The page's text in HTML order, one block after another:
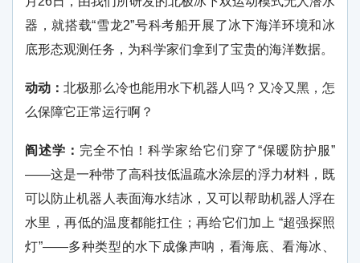
器，就搭载“雪龙2”号科考船开展了冰下海洋环境和冰
底形态观测任务，为科学家们拿到了宝贵的海洋数据。
动动：北极那么冷也能用水下机器人吗？又冷又黑，怎
么保障它正常运行啊？
阎述学： 完全不怕！科学家给它们穿了“保暖防护服”
——这是一种带了高科技低温疏水涂层的浮力材料，既
可以防止机器人表面海水结冰，又可以帮助机器人浮在
水里，再低的温度都能扛住；再给它们加上 “超强探照
灯”——多种类型的水下成像声呐，看海底、看海冰、